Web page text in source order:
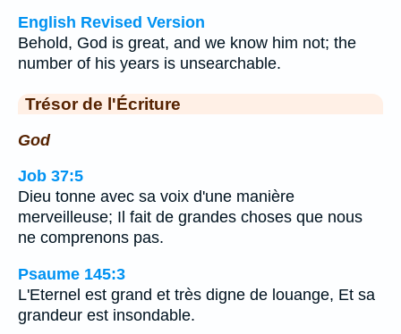
English Revised Version
Behold, God is great, and we know him not; the
number of his years is unsearchable.
Trésor de l'Écriture
God
Job 37:5
Dieu tonne avec sa voix d'une manière
merveilleuse; Il fait de grandes choses que nous
ne comprenons pas.
Psaume 145:3
L'Eternel est grand et très digne de louange, Et sa
grandeur est insondable.